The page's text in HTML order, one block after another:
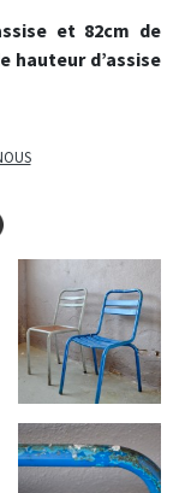
et 82cm de
hauteur d’assise